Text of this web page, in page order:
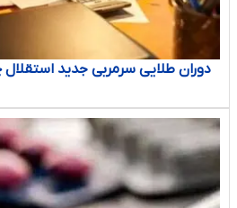
دوران طلایی سرمربی جدید استقلال